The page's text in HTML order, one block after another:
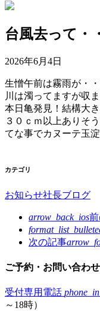
台風去って・
2026年6月4日
生憎午前は霧雨が・・
川は濁ってますが収
本日亀発見！結構大
３０ｃｍ以上ありそう
てな事でカヌーテ玉
カテゴリ
お知らせ社長ブログ
arrow_back_ios
次の記事
ご予約・お問い合わせ
受付専用電話
～18時）